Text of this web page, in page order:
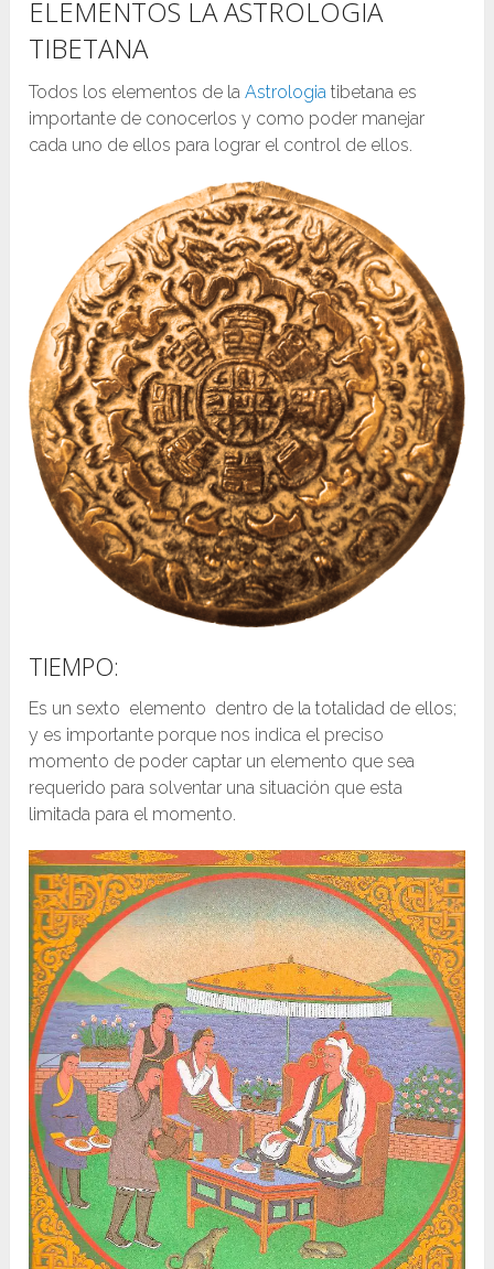
ELEMENTOS LA ASTROLOGIA
TIBETANA
Todos los elementos de laAstrologia tibetana es
importante de conocerlos y como poder manejar
cada uno de ellos para lograr el control de ellos.
TIEMPO:
Es un sexto elemento dentro de la totalidad de ellos;
y es importante porque nos indica el preciso
momento de poder captar un elemento que sea
requerido para solventar una situación que esta
limitada para el momento.